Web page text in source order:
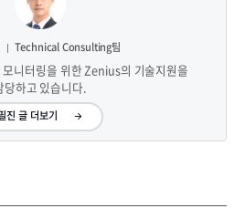
Technical Consulting팀
니터링을 위한 Zenius의 기술지원을
당하고 있습니다.
진 글 더보기